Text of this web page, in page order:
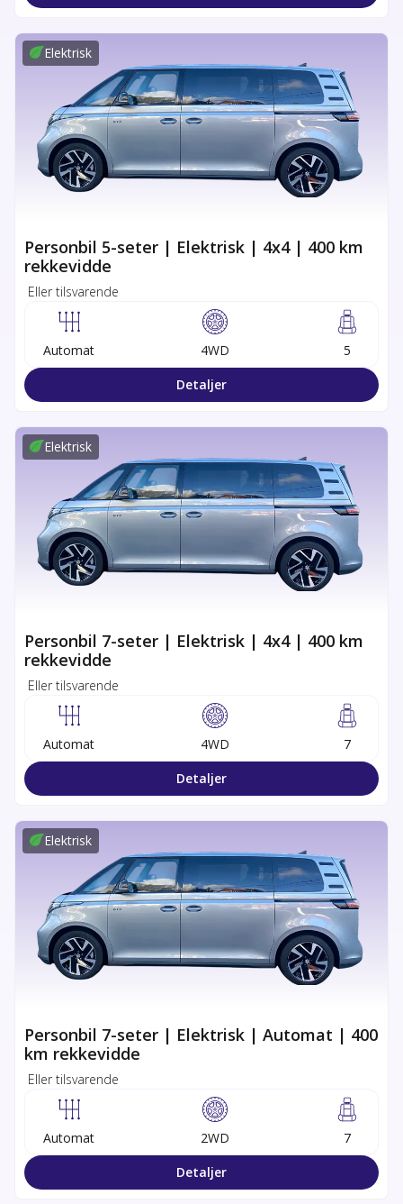
Elektrisk
Personbil 5-seter | Elektrisk | 4x4 | 400 km
rekkevidde
Eller tilsvarende
Automat 4WD
5
Detaljer
Elektrisk
Personbil 7-seter | Elektrisk | 4x4 | 400 km
rekkevidde
Eller tilsvarende
Automat 4WD
7
Detaljer
Elektrisk
Personbil 7-seter | Elektrisk | Automat | 400
km rekkevidde
Eller tilsvarende
Automat 2WD
7
Detaljer